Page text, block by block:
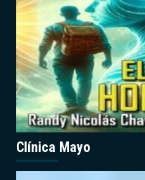
Clínica Mayo